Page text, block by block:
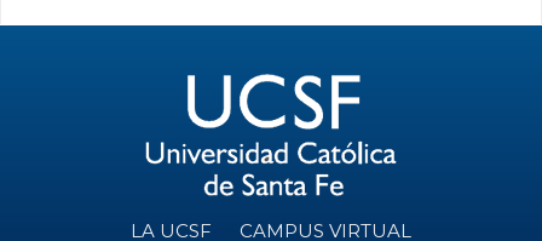
LA UCSF CAMPUS VIRTUAL